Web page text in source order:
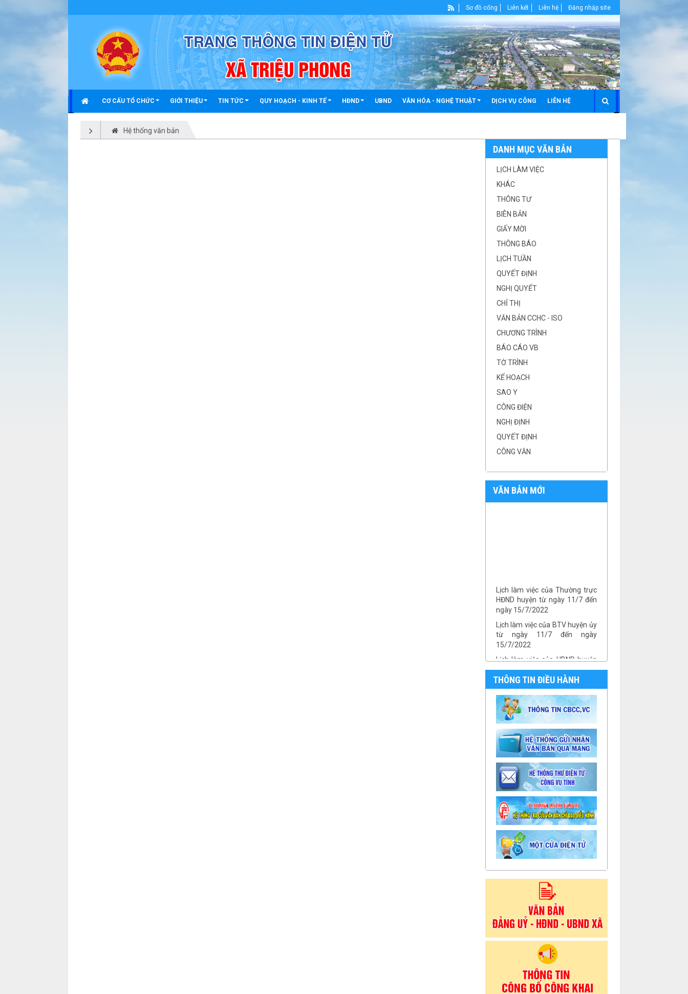
Công văn - Xã Triệu Phong Sơ đồ cổng Liên kết Liên hệ Đăng nhập site
CƠ CẤU TỔ CHỨC GIỚI THIỆU TIN TỨC QUY HOẠCH - KINH TẾ HĐND UBND VĂN HÓA - NGHỆ THUẬT DỊCH VỤ CÔNG LIÊN HỆ
Hệ thống văn bản
DANH MỤC VĂN BẢN
LỊCH LÀM VIỆC
KHÁC
THÔNG TƯ
BIÊN BẢN
GIẤY MỜI
THÔNG BÁO
LỊCH TUẦN
QUYẾT ĐỊNH
NGHỊ QUYẾT
CHỈ THỊ
VĂN BẢN CCHC - ISO
CHƯƠNG TRÌNH
BÁO CÁO VB
TỜ TRÌNH
KẾ HOẠCH
SAO Y
CÔNG ĐIỆN
NGHỊ ĐỊNH
QUYẾT ĐỊNH
CÔNG VĂN
VĂN BẢN MỚI
HĐND huyện từ ngày 11/7 đến
ngày 15/7/2022
Lịch làm việc của BTV huyện ủy
từ ngày 11/7 đến ngày
15/7/2022
Lịch làm việc của UBND huyện
từ ngày 11/7/2022 đến ngày
16/7/2022
Lịch làm việc của UBND huyện
08/7/2022 (Lịch dự kiến)
Lịch làm việc của BTV Huyện ủy
từ ngày 04/7 đến ngày
09/7/2022 (Có thay đổi)
Lịch làm việc của UBND huyện
từ ngày 25/6/2022 đến ngày
01/7/2022
Lịch làm việc của TT HĐND
huyện từ ngày 25/6 đến ngày
01/7/2022
Lịch làm việc của BTV Huyện ủy
từ ngày 25/6 đến ngày
01/7/2022
TB- Ý kiến kết luận của Chủ tịch
tại...
TB- Ý kiến kết luận của PCT
UBND huyện Vũ Thành Công tại
THÔNG TIN ĐIỀU HÀNH